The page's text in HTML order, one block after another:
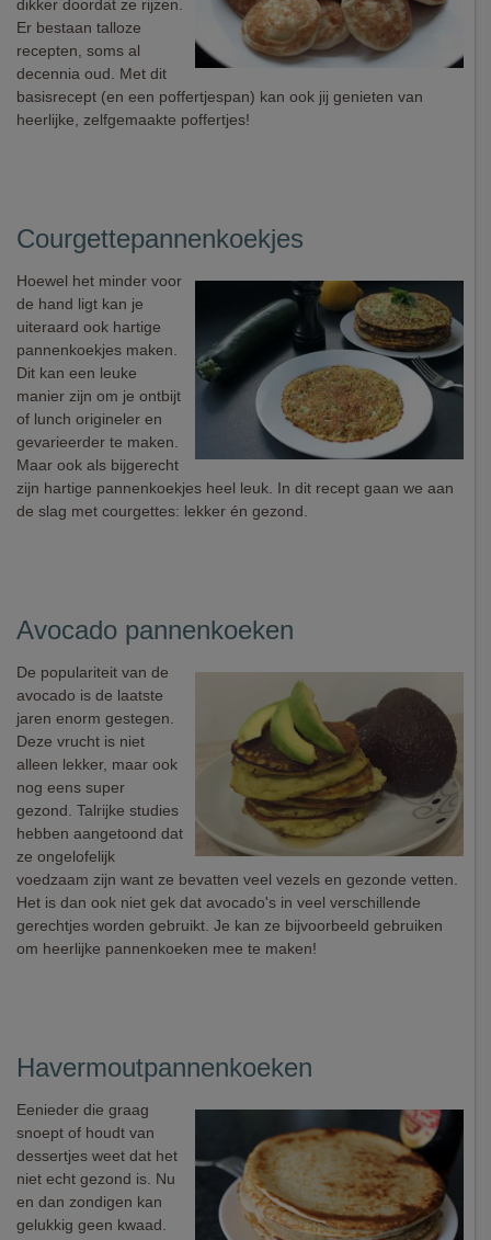
dikker doordat ze rijzen.
Er bestaan talloze
recepten, soms al
decennia oud. Met dit
basisrecept (en een poffertjespan) kan ook jij genieten van
heerlijke, zelfgemaakte poffertjes!
Courgettepannenkoekjes
Hoewel het minder voor
de hand ligt kan je
uiteraard ook hartige
pannenkoekjes maken.
Dit kan een leuke
manier zijn om je ontbijt
of lunch origineler en
gevarieerder te maken.
Maar ook als bijgerecht
zijn hartige pannenkoekjes heel leuk. In dit recept gaan we aan
de slag met courgettes: lekker én gezond.
Avocado pannenkoeken
De populariteit van de
avocado is de laatste
jaren enorm gestegen.
Deze vrucht is niet
alleen lekker, maar ook
nog eens super
gezond. Talrijke studies
hebben aangetoond dat
ze ongelofelijk
voedzaam zijn want ze bevatten veel vezels en gezonde vetten.
Het is dan ook niet gek dat avocado's in veel verschillende
gerechtjes worden gebruikt. Je kan ze bijvoorbeeld gebruiken
om heerlijke pannenkoeken mee te maken!
Havermoutpannenkoeken
Eenieder die graag
snoept of houdt van
dessertjes weet dat het
niet echt gezond is. Nu
en dan zondigen kan
gelukkig geen kwaad.